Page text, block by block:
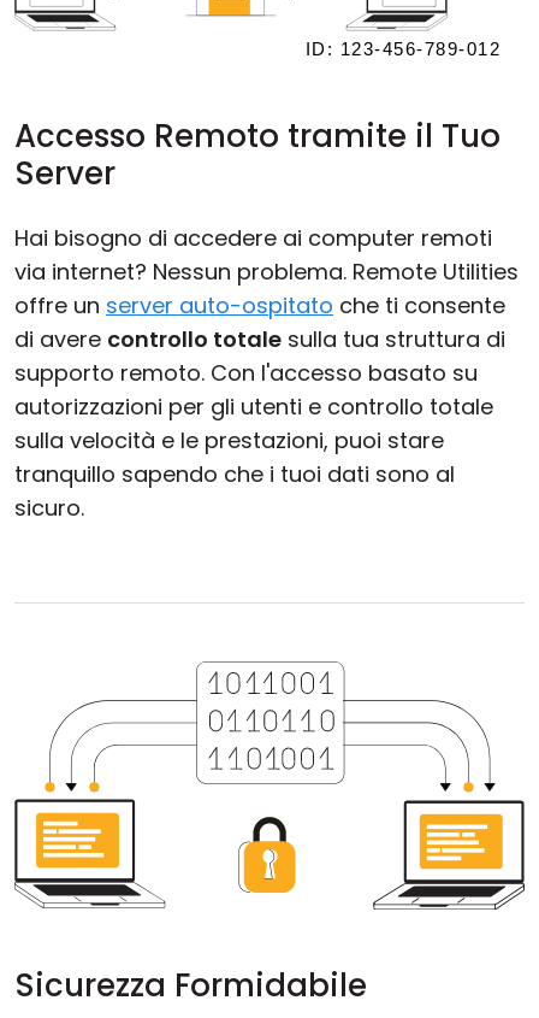
Accesso Remoto tramite il Tuo
Server
Hai bisogno di accedere ai computer remoti
via internet? Nessun problema. Remote Utilities
offre un server auto-ospitato che ti consente
di avere controllo totale sulla tua struttura di
supporto remoto. Con l'accesso basato su
autorizzazioni per gli utenti e controllo totale
sulla velocità e le prestazioni, puoi stare
tranquillo sapendo che i tuoi dati sono al
sicuro.
Sicurezza Formidabile